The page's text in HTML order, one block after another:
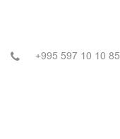
+995 597 10 10 85